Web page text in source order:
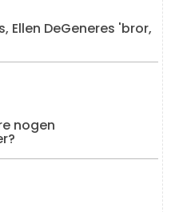
Ellen DeGeneres 'bror,
nogen